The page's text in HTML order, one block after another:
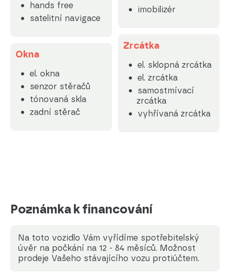
hands free
satelitní navigace
Okna
el. okna
senzor stěračů
tónovaná skla
zadní stěrač
imobilizér
Zrcátka
el. sklopná zrcátka
el. zrcátka
samostmívací
zrcátka
vyhřívaná zrcátka
Poznámka k financování
Na toto vozidlo Vám vyřídíme spotřebitelský
úvěr na počkání na 12 - 84 měsíců. Možnost
prodeje Vašeho stávajícího vozu protiúčtem.